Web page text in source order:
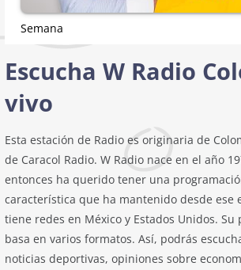
Semana
Escucha W Radio
vivo
Esta estación de Radio es originaria de
de Caracol Radio. W Radio nace en el año
entonces ha querido tener una
característica que ha mantenido desde ese
tiene redes en México y Estados Unidos. Su
basa en varios formatos. Así, podrás
noticias deportivas, opiniones sobre